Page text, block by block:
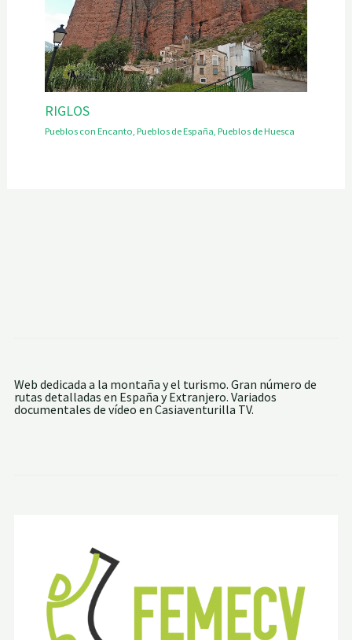
RIGLOS
Pueblos con Encanto Pueblos de España Pueblos de Huesca
Web dedicada a la montaña y el turismo. Gran número de
rutas detalladas en España y Extranjero. Variados
documentales de vídeo en Casiaventurilla TV.